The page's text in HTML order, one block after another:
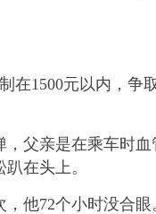
1500元以内，争
父亲是在乘车时血
在头上。
他72个小时没合眼